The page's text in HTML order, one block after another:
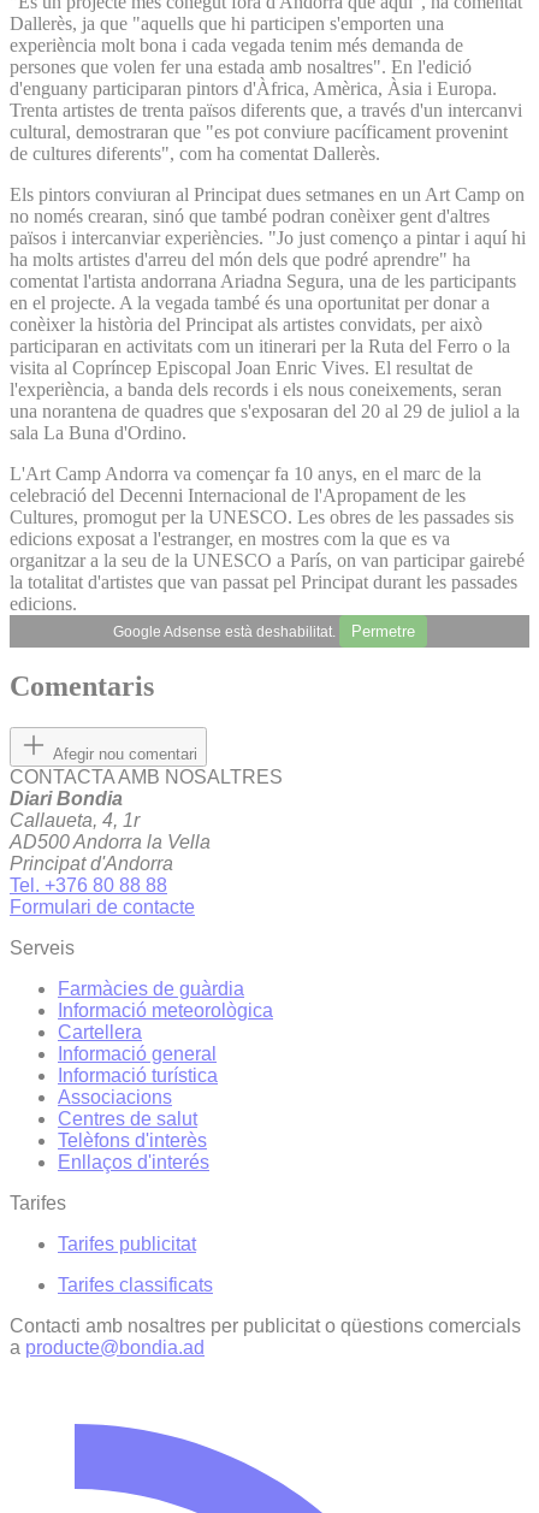
Dallerès, ja que "aquells que hi participen s'emporten una
experiència molt bona i cada vegada tenim més demanda de
persones que volen fer una estada amb nosaltres". En l'edició
d'enguany participaran pintors d'Àfrica, Amèrica, Àsia i Europa.
Trenta artistes de trenta països diferents que, a través d'un intercanvi
cultural, demostraran que "es pot conviure pacíficament provenint
de cultures diferents", com ha comentat Dallerès.
Els pintors conviuran al Principat dues setmanes en un Art Camp on
no només crearan, sinó que també podran conèixer gent d'altres
països i intercanviar experiències. "Jo just començo a pintar i aquí hi
ha molts artistes d'arreu del món dels que podré aprendre" ha
comentat l'artista andorrana Ariadna Segura, una de les participants
en el projecte. A la vegada també és una oportunitat per donar a
conèixer la història del Principat als artistes convidats, per això
participaran en activitats com un itinerari per la Ruta del Ferro o la
visita al Copríncep Episcopal Joan Enric Vives. El resultat de
l'experiència, a banda dels records i els nous coneixements, seran
una norantena de quadres que s'exposaran del 20 al 29 de juliol a la
sala La Buna d'Ordino.
L'Art Camp Andorra va començar fa 10 anys, en el marc de la
celebració del Decenni Internacional de l'Apropament de les
Cultures, promogut per la UNESCO. Les obres de les passades sis
edicions exposat a l'estranger, en mostres com la que es va
organitzar a la seu de la UNESCO a París, on van participar gairebé
la totalitat d'artistes que van passat pel Principat durant les passades
edicions.
Google Adsense està deshabilitat. Permetre
Comentaris
Afegir nou comentari
CONTACTA AMB NOSALTRES
Diari Bondia
Callaueta, 4, 1r
AD500 Andorra la Vella
Principat d'Andorra
Tel. +376 80 88 88
Formulari de contacte
Serveis
Farmàcies de guàrdia
Informació meteorològica
Cartellera
Informació general
Informació turística
Associacions
Centres de salut
Telèfons d'interès
Enllaços d'interés
Tarifes
Tarifes publicitat
Tarifes classificats
Contacti amb nosaltres per publicitat o qüestions comercials
a producte@bondia.ad